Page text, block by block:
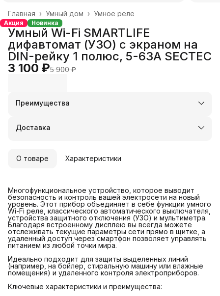
Умное реле
Умный дом ›
Главная ›
Акция Новинка
Умный Wi-Fi SMARTLIFE
дифавтомат (УЗО) с экраном на
DIN-рейку 1 полюс, 5-63А SECTEC
3 100 ₽5 900 ₽
Преимущества
Оплата частями в Сплит
Удобный возврат
Доставка
О товаре Характеристики
Многофункциональное устройство, которое выводит
безопасность и контроль вашей электросети на новый
уровень. Этот прибор объединяет в себе функции умного
Wi-Fi реле, классического автоматического выключателя,
устройства защитного отключения (УЗО) и мультиметра.
Благодаря встроенному дисплею вы всегда можете
отслеживать текущие параметры сети прямо в щитке, а
удаленный доступ через смартфон позволяет управлять
питанием из любой точки мира.
Идеально подходит для защиты выделенных линий
(например, на бойлер, стиральную машину или влажные
помещения) и удаленного контроля электроприборов.
Ключевые характеристики и преимущества: